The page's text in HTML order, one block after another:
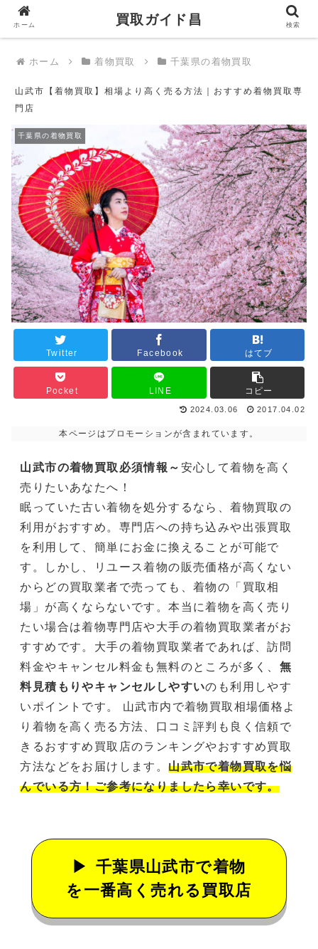
買取ガイド昌
ホーム 着物買取 千葉県の着物買取
山武市【着物買取】相場より高く売る方法｜おすすめ着物買取専
門店
千葉県の着物買取
Twitter Facebook はてブ
Pocket LINE コピー
2024.03.06 2017.04.02
本ページはプロモーションが含まれています。
山武市の着物買取必須情報～ 安心して着物を高く
売りたいあなたへ！
眠っていた古い着物を処分するなら、着物買取の
利用がおすすめ。専門店への持ち込みや出張買取
を利用して、簡単にお金に換えることが可能で
す。しかし、リユース着物の販売価格が高くない
からどの買取業者で売っても、着物の「買取相
場」が高くならないです。本当に着物を高く売り
たい場合は着物専門店や大手の着物買取業者がお
すすめです。大手の着物買取業者であれば、訪問
料金やキャンセル料金も無料のところが多く、 無
料見積もりやキャンセルしやすいのも利用しやす
いポイントです。 山武市内で着物買取相場価格よ
り着物を高く売る方法、口コミ評判も良く信頼で
きるおすすめ買取店のランキングやおすすめ買取
方法などをお届けします。山武市で着物買取を悩
んでいる方！ご参考になりましたら幸いです。
千葉県山武市で着物
を一番高く売れる買取店
ホーム 買取ガイド昌 検索